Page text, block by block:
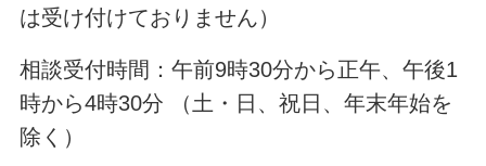
は受け付けておりません）
相談受付時間：午前9時30分から正午、午後1
時から4時30分 （土・日、祝日、年末年始を
除く）